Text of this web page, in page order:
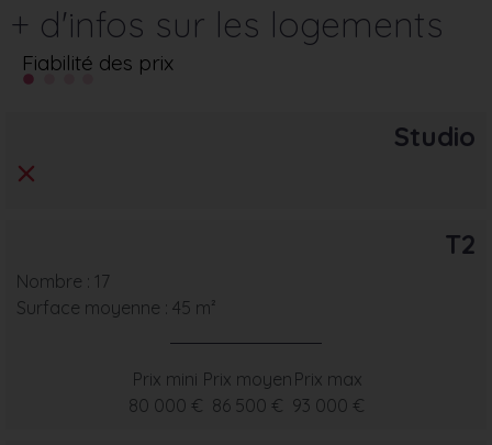
+ d'infos sur les logements
Fiabilité des prix
Studio
T2
Nombre : 17
Surface moyenne : 45 m²
Prix mini
80 000 €
Prix moyen
86 500 €
Prix max
93 000 €